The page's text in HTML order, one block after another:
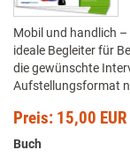
Mobil und handlich
ideale Begleiter für
die gewünschte
Aufstellungsformat
Preis: 15,00 EUR
Buch